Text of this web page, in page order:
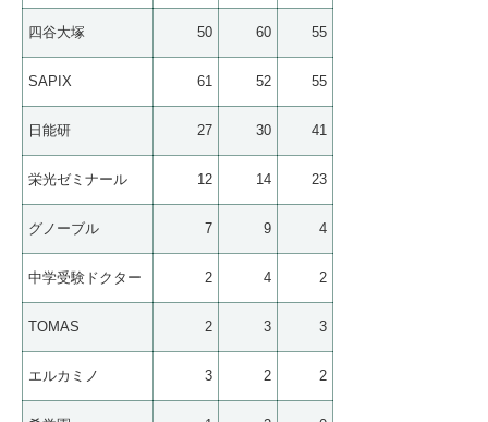
四谷大塚 50 60 55
SAPIX 61 52 55
日能研 27 30 41
栄光ゼミナール 12 14 23
グノーブル 7 9 4
中学受験ドクター 2 4 2
TOMAS 2 3 3
エルカミノ 3 2 2